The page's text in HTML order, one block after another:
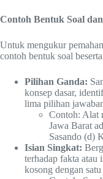
Contoh Bentuk Soal
Untuk mengukur
contoh bentuk soal
Pilihan Ganda:
konsep dasar,
lima pilihan
Contoh: Alat
Jawa Barat
Sasando (d)
Isian Singkat:
terhadap fakta atau
kosong dengan